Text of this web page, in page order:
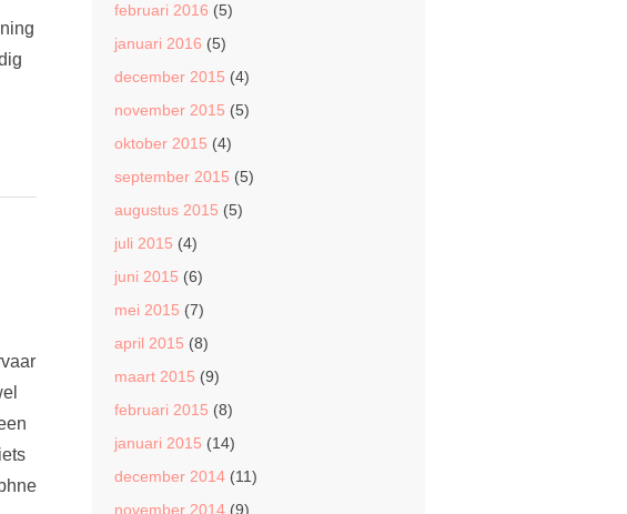
februari 2016 (5)
januari 2016 (5)
december 2015 (4)
november 2015 (5)
oktober 2015 (4)
september 2015 (5)
augustus 2015 (5)
juli 2015 (4)
juni 2015 (6)
mei 2015 (7)
april 2015 (8)
maart 2015 (9)
februari 2015 (8)
januari 2015 (14)
december 2014 (11)
november 2014 (9)